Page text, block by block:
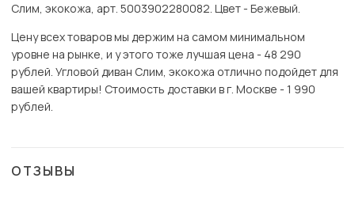
Слим, экокожа, арт. 5003902280082. Цвет - Бежевый.
Цену всех товаров мы держим на самом минимальном
уровне на рынке, и у этого тоже лучшая цена - 48 290
рублей. Угловой диван Слим, экокожа отлично подойдет для
вашей квартиры! Стоимость доставки в г. Москве - 1 990
рублей.
ОТЗЫВЫ